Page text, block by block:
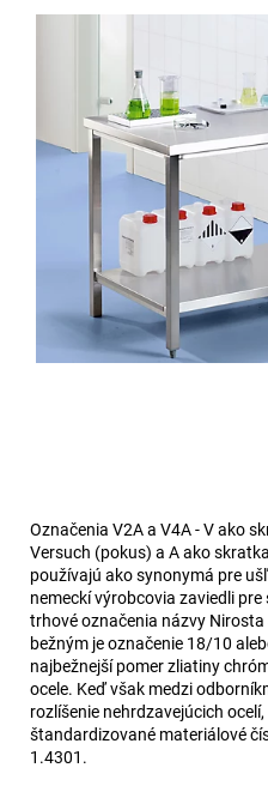
Označenia V2A a V4A - V ako
Versuch (pokus) a A ako
používajú ako synonymá pre
nemeckí výrobcovia zaviedli
trhové označenia názvy
bežným je označenie 18/10
najbežnejší pomer zliatiny
ocele. Keď však medzi
rozlíšenie nehrdzavejúcich
štandardizované materiálové
1.4301.